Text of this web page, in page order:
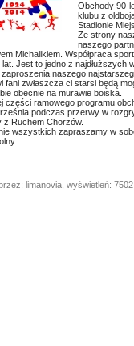
Obchody 90-
klubu z
Stadionie
Ze strony
naszego
Michalikiem. Współpraca
lat. Jest to jedno z najdłuższych
zaproszenia naszego
fani zwłaszcza ci starsi będą
obecnie na murawie boiska.
części ramowego programu
podczas przerwy w
z Ruchem Chorzów.
wszystkich zapraszamy w
limanovia, wyświetleń: